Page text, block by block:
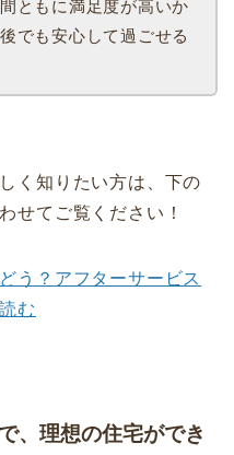
ともに満足度が高いか
でも安心して過ごせる
く知りたい方は、下の
せてご覧ください！
う？アフターサービス
む
、理想の住宅ができ